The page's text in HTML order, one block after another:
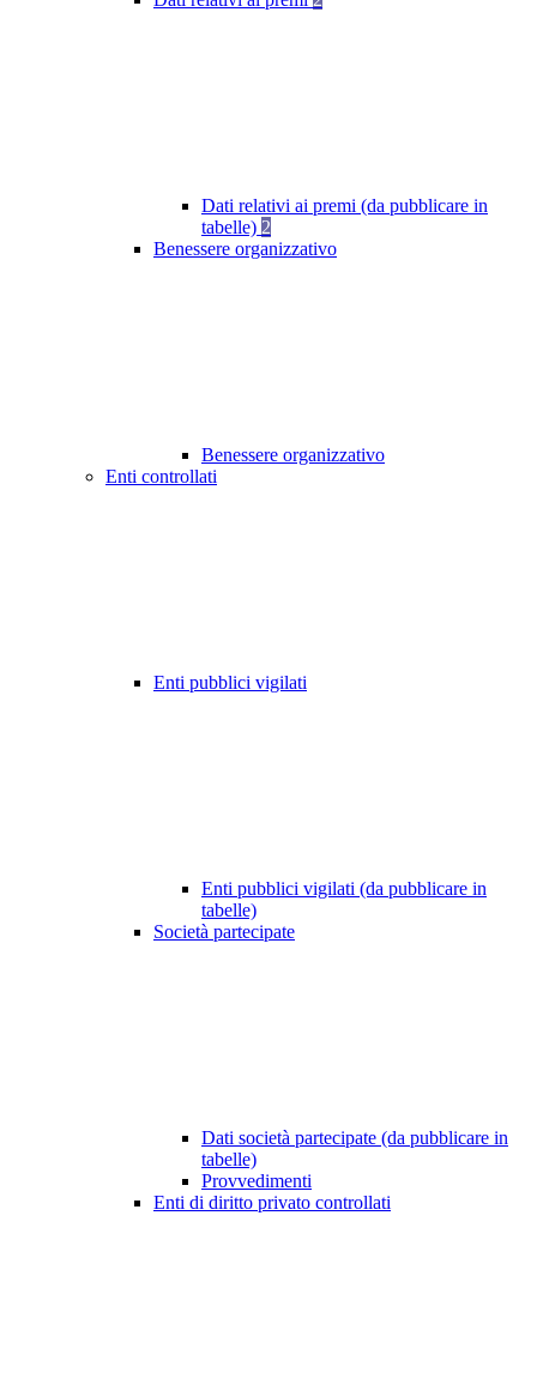
Dati relativi ai premi (da pubblicare in
tabelle) 2
Benessere organizzativo
Benessere organizzativo
Enti controllati
Enti pubblici vigilati
Enti pubblici vigilati (da pubblicare in
tabelle)
Società partecipate
Dati società partecipate (da pubblicare in
tabelle)
Provvedimenti
Enti di diritto privato controllati